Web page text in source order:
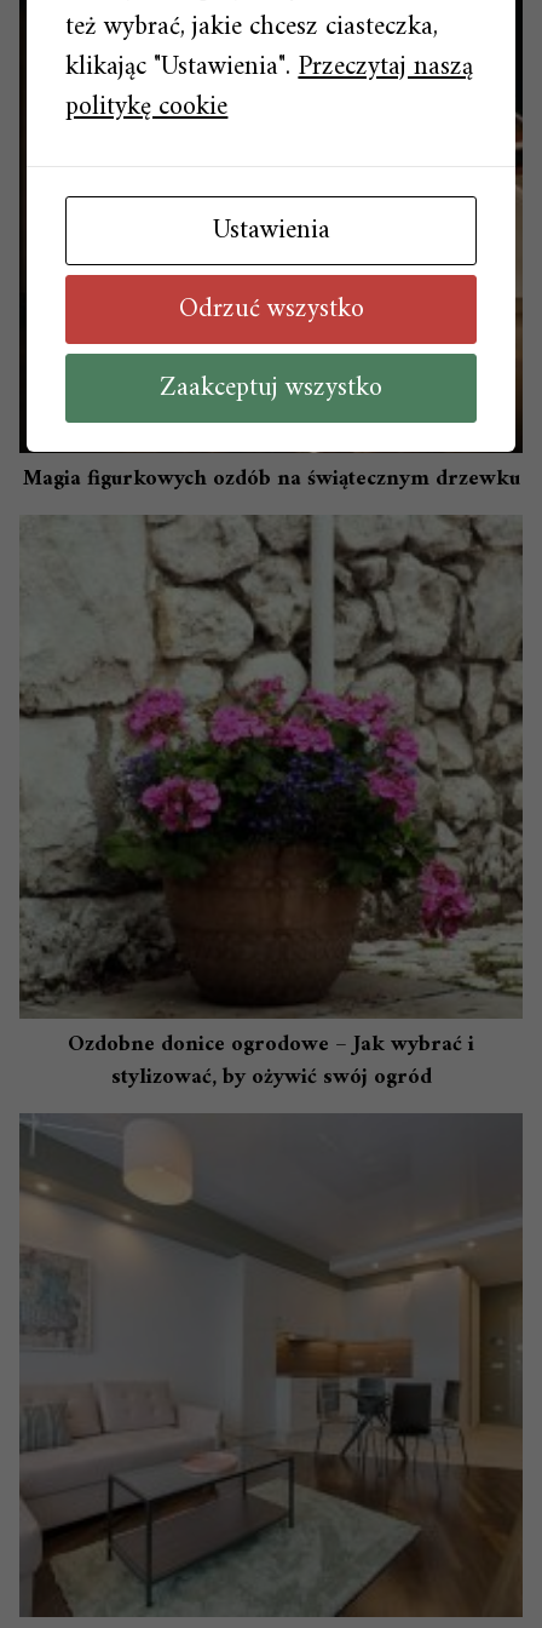
Magia figurkowych ozdób na świątecznym drzewku
Ozdobne donice ogrodowe – Jak wybrać i
stylizować, by ożywić swój ogród
też wybrać, jakie chcesz ciasteczka,
klikając "Ustawienia".Przeczytaj naszą
politykę cookie
Ustawienia
Odrzuć wszystko
Zaakceptuj wszystko